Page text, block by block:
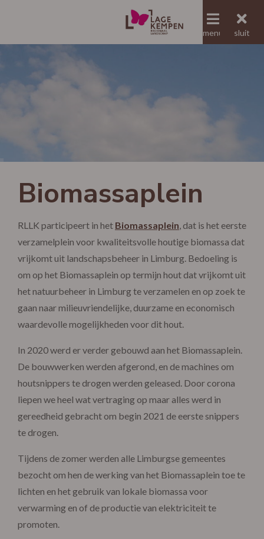
Jaaroverzicht RLLK
menu
menu sluit
Biomassaplein
RLLK participeert in het Biomassaplein, dat is het eerste
verzamelplein voor kwaliteitsvolle houtige biomassa dat
vrijkomt uit landschapsbeheer in Limburg. Bedoeling is
om op het Biomassaplein op termijn hout dat vrijkomt uit
het natuurbeheer in Limburg te verzamelen en op zoek te
gaan naar milieuvriendelijke, duurzame en economisch
waardevolle mogelijkheden voor dit hout.
In 2020 werd er verder gebouwd aan het Biomassaplein.
De bouwwerken werden afgerond, en de machines om
houtsnippers te drogen werden geleased. Door corona
liepen we heel wat vertraging op maar alles werd in
gereedheid gebracht om begin 2021 de eerste snippers
te drogen.
Tijdens de zomer werden alle Limburgse gemeentes
bezocht om hen de werking van het Biomassaplein toe te
lichten en het gebruik van lokale biomassa voor
verwarming en of de productie van elektriciteit te
promoten.